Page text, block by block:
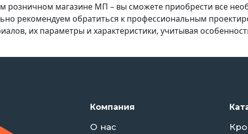
магазине МП – вы сможете приобрести все
рекомендуем обратиться к профессиональным
их параметры и характеристики, учитывая
Компания
О нас